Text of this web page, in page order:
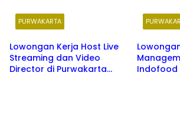
PURWAKARTA
Lowongan Kerja Host Live
Streaming dan Video
Director di Purwakarta
Indofood